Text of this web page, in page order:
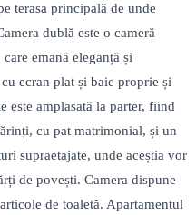
terasa principală de unde
dublă este o cameră
emană eleganță și
ecran plat și baie proprie și
este amplasată la parter, fiind
cu pat matrimonial, și un
supraetajate, unde aceștia vor
de povești. Camera dispune
de toaletă. Apartamentul